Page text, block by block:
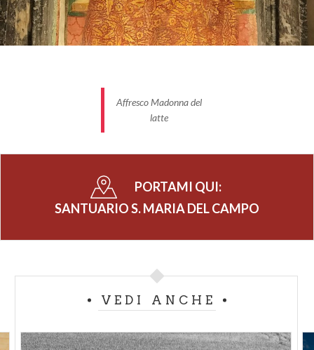
Affresco Madonna del
latte
PORTAMI QUI:
SANTUARIO S. MARIA DEL CAMPO
VEDI ANCHE